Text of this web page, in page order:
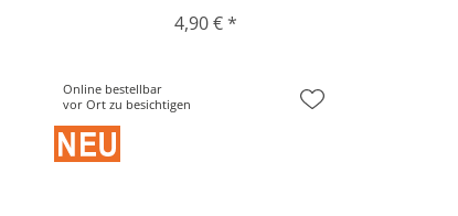
4,90 € *
Online bestellbar
vor Ort zu besichtigen